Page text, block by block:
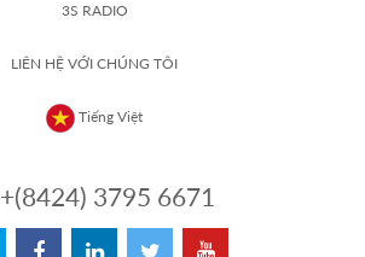
3S RADIO
LIÊN HỆ VỚI CHÚNG TÔI
Tiếng Việt
+(8424) 3795 6671